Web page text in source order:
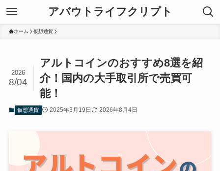
アバウトライフクリプト
ホーム 仮想通貨
アルトコインのおすすめ8選を紹
介！国内の大手取引所で売買可
能！
2026
8/04
仮想通貨 2025年3月19日 2026年8月4日